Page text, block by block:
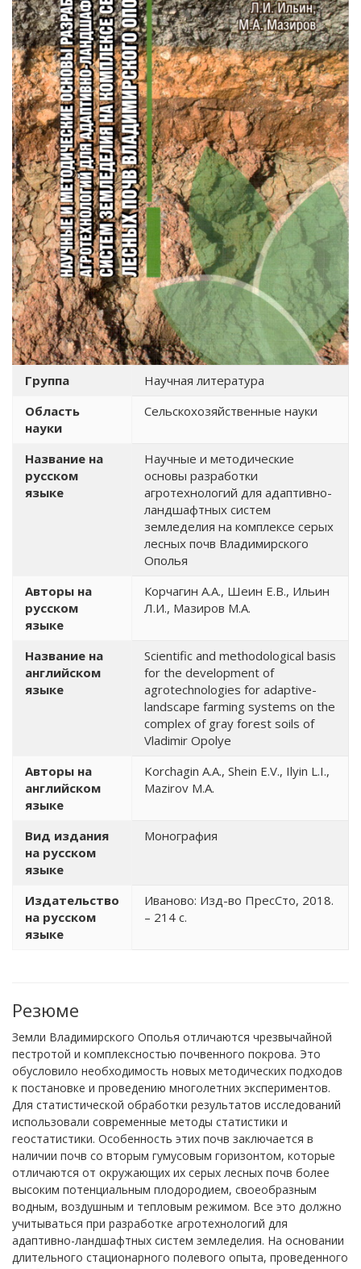
Группа
Научная литература
Область
науки
Сельскохозяйственные науки
Название на
русском
языке
Научные и методические
основы разработки
агротехнологий для адаптивно-
ландшафтных систем
земледелия на комплексе серых
лесных почв Владимирского
Ополья
Авторы на
русском
языке
Корчагин А.А., Шеин Е.В., Ильин
Л.И., Мазиров М.А.
Название на
английском
языке
Scientific and methodological basis
for the development of
agrotechnologies for adaptive-
landscape farming systems on the
complex of gray forest soils of
Vladimir Opolye
Авторы на
английском
языке
Korchagin A.A., Shein E.V., Ilyin L.I.,
Mazirov M.A.
Вид издания
на русском
языке
Монография
Издательство
на русском
языке
Иваново: Изд-во ПресСто, 2018.
– 214 с.
Резюме
Земли Владимирского Ополья отличаются чрезвычайной
пестротой и комплексностью почвенного покрова. Это
обусловило необходимость новых методических подходов
к постановке и проведению многолетних экспериментов.
Для статистической обработки результатов исследований
использовали современные методы статистики и
геостатистики. Особенность этих почв заключается в
наличии почв со вторым гумусовым горизонтом, которые
отличаются от окружающих их серых лесных почв более
высоким потенциальным плодородием, своеобразным
водным, воздушным и тепловым режимом. Все это должно
учитываться при разработке агротехнологий для
адаптивно-ландшафтных систем земледелия. На основании
длительного стационарного полевого опыта, проведенного